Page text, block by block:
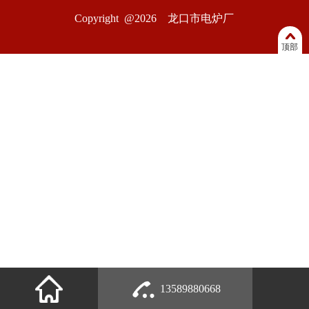
Copyright @2026 龙口市电炉厂
顶部
13589880668